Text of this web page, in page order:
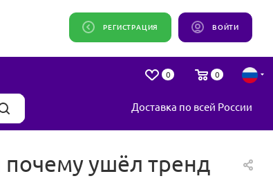
ВОЙТИ
РЕГИСТРАЦИЯ
0 0
Доставка по всей России
ушёл тренд